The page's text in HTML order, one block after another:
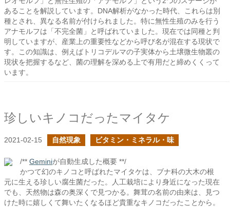
あることを解説しています。DNA解析がなかった時代、これらは別
種とされ、異なる名前が付けられました。特に無性生殖のみを行う
アナモルフは「不完全菌」と呼ばれていました。現在では同種と判
明していますが、産業上の重要性などから呼び名が混在する現状で
す。この知識は、例えばトリコデルマの子実体から土壌微生物叢の
現状を把握するなど、菌の理解を深める上で有用だと締めくくって
います。
珍しいキノコだったマイタケ
2021-02-15 自然現象 ビタミン・ミネラル・味
/** Geminiが自動生成した概要 **/
かつて幻のキノコと呼ばれたマイタケは、ブナ科の大木の根
元に生える珍しい腐生菌だった。人工栽培により身近になった現在
でも、天然物は森の奥深くで見つかる。舞茸の名前の由来は、見つ
けた時に嬉しくて舞いたくなるほど貴重なキノコだったことから。